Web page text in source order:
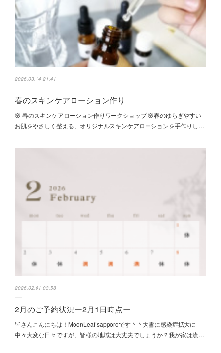
2026.03.14 21:41
春のスキンケアローション作り
🌸 春のスキンケアローション作りワークショップ 🌸⁡⁡春のゆらぎやすい
お肌をやさしく整える、オリジナルスキンケアローションを手作りし…
2026.02.01 03:58
2月のご予約状況ー2月1日時点ー
皆さんこんにちは！MoonLeaf sapporoです＾＾大雪に感染症拡大に
中々大変な日々ですが、皆様の地域は大丈夫でしょうか？我が家は流…